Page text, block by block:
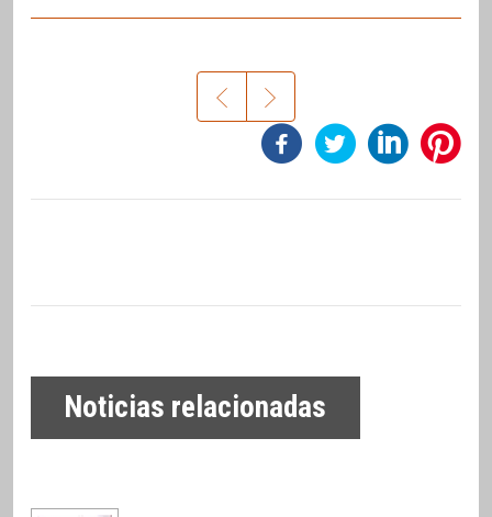
Noticias relacionadas